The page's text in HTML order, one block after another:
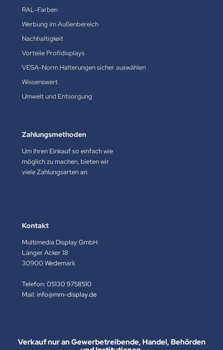
RAL-Farben
Werbung im Außenbereich
Nachhaltigkeit
Vorteile Profidisplays
VESA-Norm Halterungen sicher auswählen
Wissenswert
Umwelt und Entsorgung
Zahlungsmethoden
Um Ihren Einkauf so einfach wie
möglich zu machen, bieten wir
viele Zahlungsarten an.
Kontakt
Multimedia Display GmbH
Langer Acker 18
30900 Wedemark
Telefon:05130 9758510
Mail:info@mm-display.de
Verkauf nur an Gewerbetreibende, Handel, Behörden